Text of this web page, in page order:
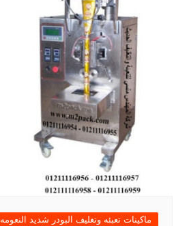
ماكينات تعبئه وتغليف البودر شديد النعومه